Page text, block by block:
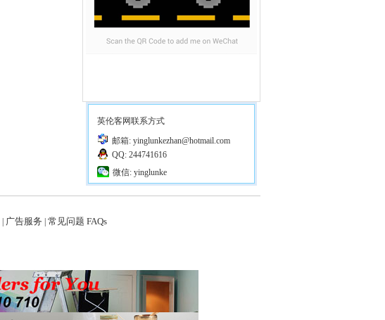
英伦客网联系方式
邮箱: yinglunkezhan@hotmail.com
QQ: 244741616
微信: yinglunke
广告服务 常见问题 FAQs